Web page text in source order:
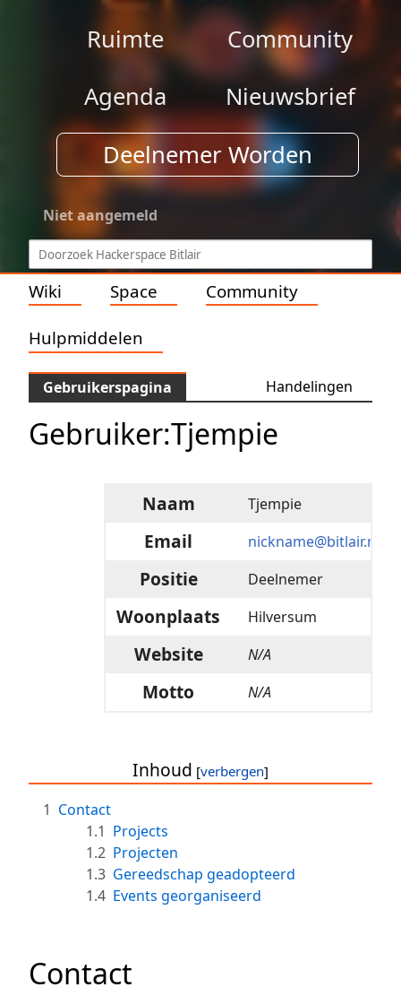
Ruimte
Community
Agenda
Nieuwsbrief
Deelnemer Worden
Niet aangemeld
Wiki Space Community
Hulpmiddelen
Gebruikerspagina Handelingen
Gebruiker:Tjempie
Naam Tjempie
Email nickname@bitlair.nl
Positie Deelnemer
Woonplaats Hilversum
Website N/A
Motto N/A
Inhoud
1 Contact
1.1 Projects
1.2 Projecten
1.3 Gereedschap geadopteerd
1.4 Events georganiseerd
Contact